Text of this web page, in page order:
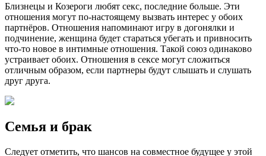
Близнецы и Козероги любят секс, последние больше. Эти
отношения могут по-настоящему вызвать интерес у обоих
партнёров. Отношения напоминают игру в догонялки и
подчинение, женщина будет стараться убегать и привносить
что-то новое в интимные отношения. Такой союз одинаково
устраивает обоих. Отношения в сексе могут сложиться
отличным образом, если партнеры будут слышать и слушать
друг друга.
Семья и брак
Следует отметить, что шансов на совместное будущее у этой